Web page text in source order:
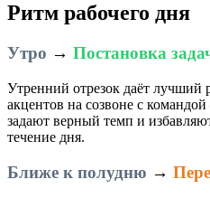
Ритм рабочего дня
Утро → Постановка
Утренний отрезок даёт лучший
акцентов на созвоне с
задают верный темп и
течение дня.
Ближе к полудню →